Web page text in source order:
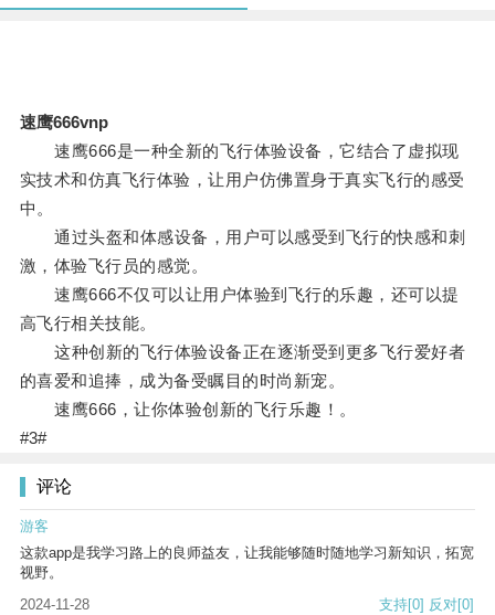
速鹰666vnp
速鹰666是一种全新的飞行体验设备，它结合了虚拟现
实技术和仿真飞行体验，让用户仿佛置身于真实飞行的感受
中。
通过头盔和体感设备，用户可以感受到飞行的快感和刺
激，体验飞行员的感觉。
速鹰666不仅可以让用户体验到飞行的乐趣，还可以提
高飞行相关技能。
这种创新的飞行体验设备正在逐渐受到更多飞行爱好者
的喜爱和追捧，成为备受瞩目的时尚新宠。
速鹰666，让你体验创新的飞行乐趣！。
#3#
评论
游客
这款app是我学习路上的良师益友，让我能够随时随地学习新知识，拓宽
视野。
2024-11-28
支持[0] 反对[0]